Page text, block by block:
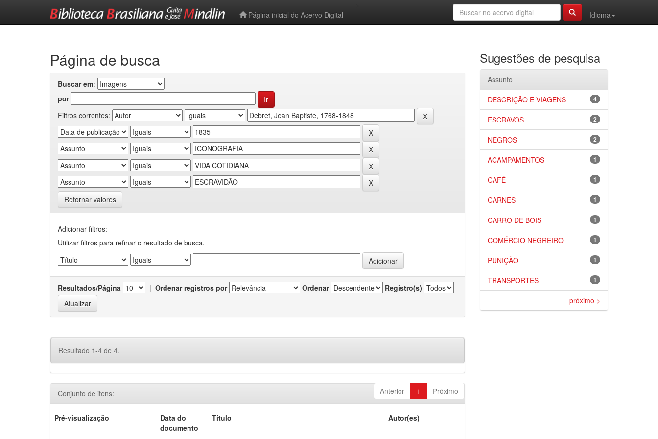
Página inicial do Acervo Digital
Idioma
Página de busca
Buscar em:
por
Filtros correntes:
Retornar valores
Adicionar filtros:
Utilizar filtros para refinar o resultado de busca.
Resultados/Página | Ordenar registros por Ordenar Registro(s)
Resultado 1-4 de 4.
Anterior 1 Próximo
Conjunto de itens:
Pré-visualização
Data do
documento
Título Autor(es)
Sugestões de pesquisa
Assunto
4
DESCRIÇÃO E VIAGENS
2
ESCRAVOS
2
NEGROS
1
ACAMPAMENTOS
1
CAFÉ
1
CARNES
1
CARRO DE BOIS
1
COMÉRCIO NEGREIRO
1
PUNIÇÃO
1
TRANSPORTES
próximo >